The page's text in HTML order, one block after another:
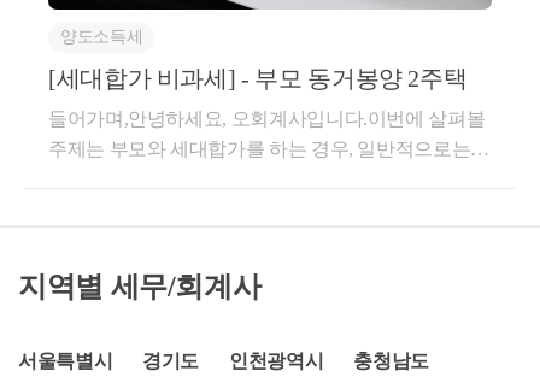
세대)와 세대를 합침으로써 1세대가 2주택을 보유하게
되는 경우 합친 날부터 5년 이내에 먼저 양도하는 주택
은「소득세법 시행령」 제155조 제4항에 따라 이를 1
세대1주택으로 보아 비과세 여부를 판정하는 것입니
다.이 경우 별도세대인 상태에서 직계존속을 동거봉양
직계존속을 포함하며, 직계존속 중 어느 한 사람이 60
세대를 합침으로써 1세대가 2주택을 보유하게 되었으
나 합가 후 1주택을 보유하는 또 다른 1세대가 부모님
별로 각각 1세대로 보는 것임[ 회 신 ]동거봉양을 위해
합가함으로써 과세기준일 현재 60세이상의 직계존속
과 1세대를 구성하는 경우 합가한 날로부터 10년동안
각 1세대로 보는 것입니다.[ 관련법령 ]종합부동산세법
시행령 제1조의2【세대의 범위】1. 질의내용 요약○ 사
위한 합가시 종부세에서 각각 1세대 1주택으로 보는
법 제2조【정의】8. 세대 라 함은 주택 또는 토지의 소
양도소득세
[세대합가 비과세] - 부모 동거봉양 2주택
들어가며,안녕하세요, 오회계사입니다.이번에 살펴볼
주제는 부모와 세대합가를 하는 경우, 일반적으로는
2주택이 모두 비과세가 되는 경우가 있으니 어떤 조건
이 이에 해당하는지 알아보겠습니다.사실 당초 목적은
부가 맞벌이를 하는 경우 자녀 양육 문제 때문에동거
지역별 세무/회계사
서울특별시 경기도 인천광역시 충청남도